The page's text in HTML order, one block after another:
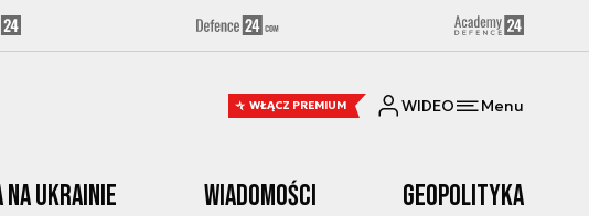
WŁĄCZ PREMIUM WIDEO Menu
na Ukrainie Wiadomości Geopolityka